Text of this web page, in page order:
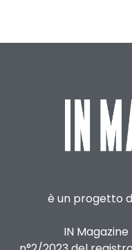
è un progetto
IN